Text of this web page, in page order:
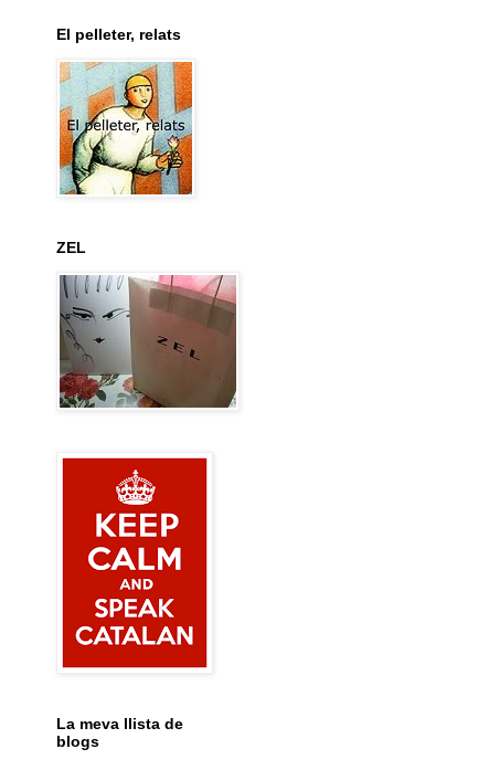
El pelleter, relats
ZEL
La meva llista de
blogs